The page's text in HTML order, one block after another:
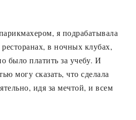
я подрабатывала
в ночных клубах,
было платить за учебу. И
могу сказать, что сделала
идя за мечтой, и всем